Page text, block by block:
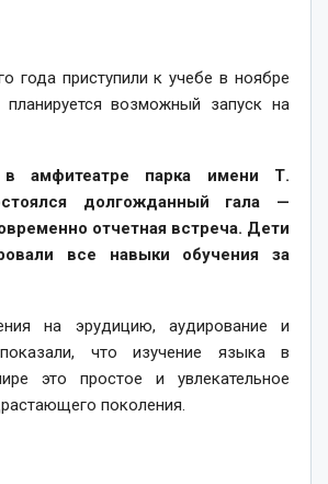
года приступили к учебе в ноябре
возможный запуск на
в амфитеатре парка имени Т.
долгожданный гала —
отчетная встреча. Дети
все навыки обучения за
на эрудицию, аудирование и
что изучение языка в
это простое и увлекательное
поколения.